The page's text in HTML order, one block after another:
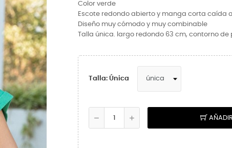
Color verde
Escote redondo abierto y manga corta caída
Diseño muy cómodo y muy combinable
Talla única. largo redondo 63 cm, contorno de
Talla: Única